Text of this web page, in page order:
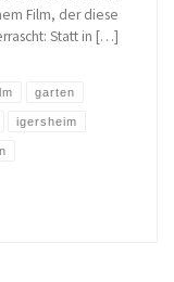
Film, der diese
Statt in […]
garten
igersheim